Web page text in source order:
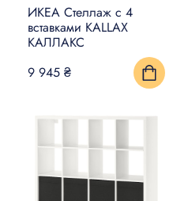
ИКЕА Стеллаж с 4
вставками KALLAX
КАЛЛАКС
9 945 ₴